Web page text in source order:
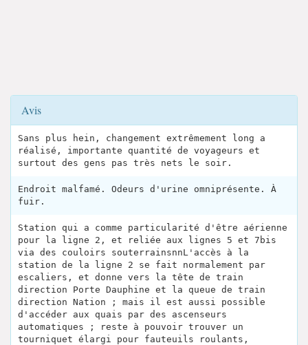
Avis
Sans plus hein, changement extrêmement long a
réalisé, importante quantité de voyageurs et
surtout des gens pas très nets le soir.
Endroit malfamé. Odeurs d'urine omniprésente. À
fuir.
Station qui a comme particularité d'être aérienne
pour la ligne 2, et reliée aux lignes 5 et 7bis
via des couloirs souterrainsnnL'accès à la
station de la ligne 2 se fait normalement par
escaliers, et donne vers la tête de train
direction Porte Dauphine et la queue de train
direction Nation ; mais il est aussi possible
d'accéder aux quais par des ascenseurs
automatiques ; reste à pouvoir trouver un
tourniquet élargi pour fauteuils roulants,